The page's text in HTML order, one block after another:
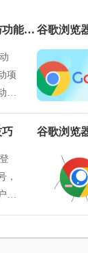
google Chrome浏览器下载后启动速度优化与功能提升
项
及
体
谷歌浏览
巧
，
提
谷歌浏览